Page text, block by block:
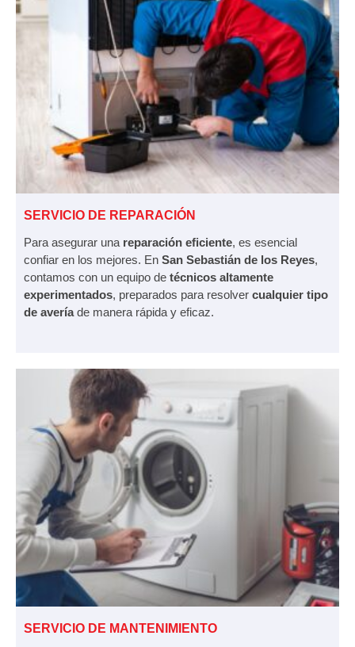
SERVICIO DE REPARACIÓN
Para asegurar una reparación eficiente, es esencial
confiar en los mejores. En San Sebastián de los Reyes,
contamos con un equipo de técnicos altamente
experimentados, preparados para resolver cualquier tipo
de averíade manera rápida y eficaz.
SERVICIO DE MANTENIMIENTO